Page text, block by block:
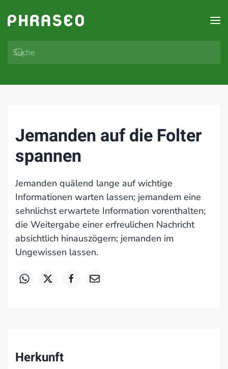
Zum Hauptinhalt springen
Jemanden auf die Folter
spannen
Jemanden quälend lange auf wichtige
Informationen warten lassen; jemandem eine
sehnlichst erwartete Information vorenthalten;
die Weitergabe einer erfreulichen Nachricht
absichtlich hinauszögern; jemanden im
Ungewissen lassen.
Herkunft